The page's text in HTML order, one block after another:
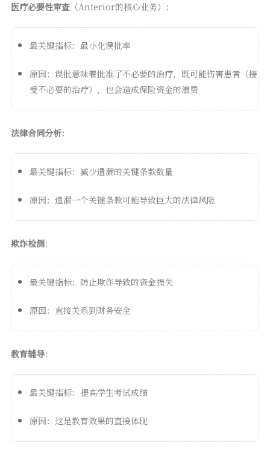
医疗必要性审查（Anterior的核心业务）：
最关键指标：最小化误批率
原因：误批意味着批准了不必要的治疗，既可能伤害患者（接
受不必要的治疗），也会造成保险资金的浪费
法律合同分析：
最关键指标：减少遗漏的关键条款数量
原因：遗漏一个关键条款可能导致巨大的法律风险
欺诈检测：
最关键指标：防止欺诈导致的资金损失
原因：直接关系到财务安全
教育辅导：
最关键指标：提高学生考试成绩
原因：这是教育效果的直接体现